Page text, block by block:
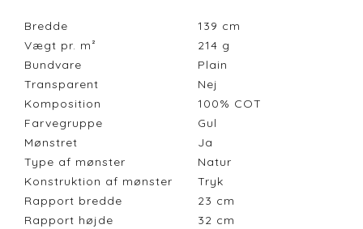
Bredde 139 cm
Vægt pr. m²
214 g
Bundvare
Plain
Transparent
Nej
Komposition
100% COT
Farvegruppe
Gul
Mønstret
Ja
Type af mønster
Natur
Konstruktion af mønster
Tryk
Rapport bredde
23 cm
Rapport højde
32 cm